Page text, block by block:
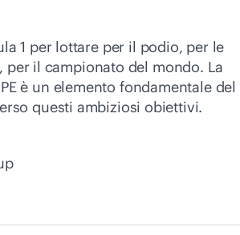
1 per lottare per il podio, per le
per il campionato del mondo. La
è un elemento fondamentale del
questi ambiziosi obiettivi.